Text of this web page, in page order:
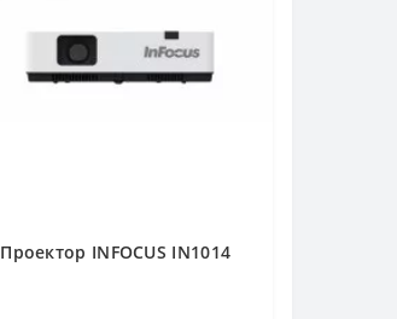
Проектор INFOCUS IN1014